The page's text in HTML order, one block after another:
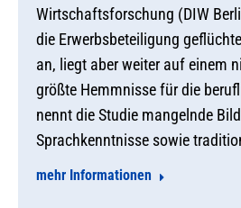
Wirtschaftsforschung (DIW
die Erwerbsbeteiligung
an, liegt aber weiter auf einem
größte Hemmnisse für die
nennt die Studie mangelnde
Sprachkenntnisse sowie
mehr Informationen